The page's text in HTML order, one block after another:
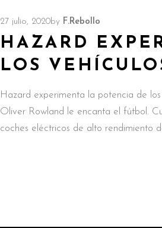
27 julio, 2020by F.Rebollo
HAZARD
LOS
Hazard experimenta la potencia de
Oliver Rowland le encanta el fútbol.
coches eléctricos de alto rendimiento